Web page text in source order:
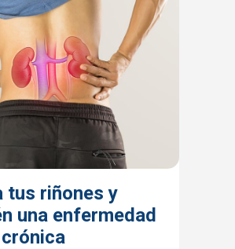
tus riñones y
una enfermedad